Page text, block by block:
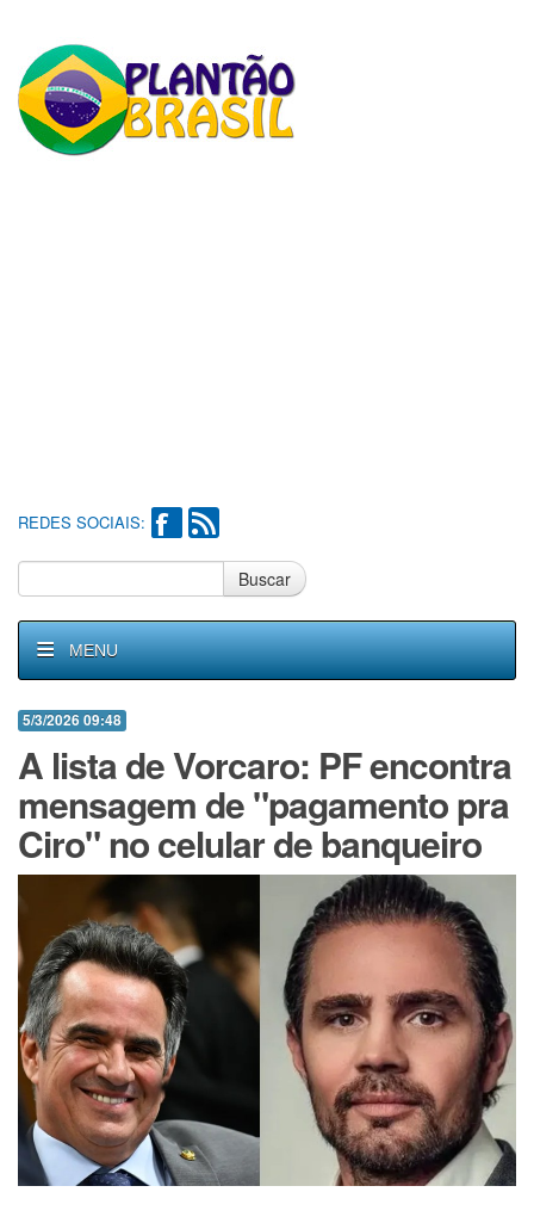
REDES SOCIAIS:
Buscar
MENU
5/3/2026 09:48
A lista de Vorcaro: PF encontra
mensagem de "pagamento pra
Ciro" no celular de banqueiro